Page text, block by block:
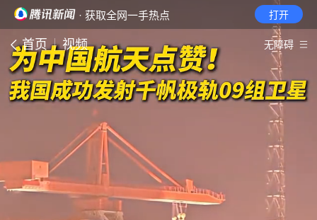
· 获取全网一手热点 打开
首页 视频 无障碍